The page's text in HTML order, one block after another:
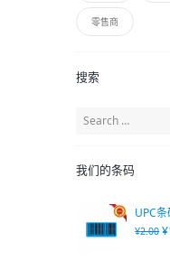
零售商
搜索
我们的条码
UPC
¥2.00 ¥